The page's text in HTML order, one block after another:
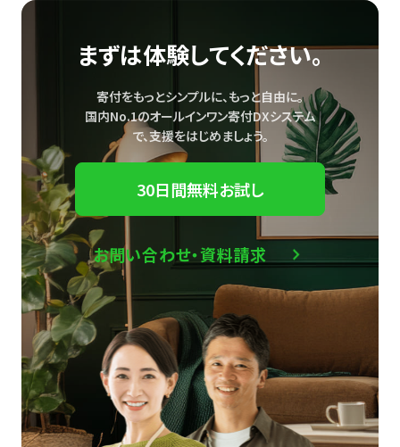
まずは体験してください。
寄付をもっとシンプルに、もっと自由に。
国内No.1のオールインワン寄付DXシステム
で、支援をはじめましょう。
30日間無料お試し
お問い合わせ・資料請求